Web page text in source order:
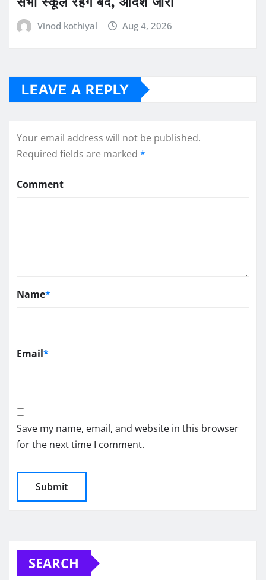
Vinod kothiyal Aug 4, 2026
LEAVE A REPLY
Your email address will not be published.
Required fields are marked *
Comment
Name*
Email*
Save my name, email, and website in this browser
for the next time I comment.
SEARCH